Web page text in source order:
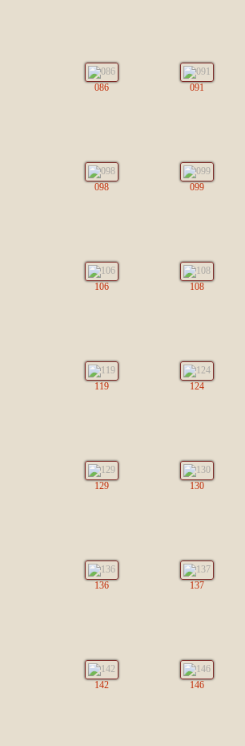
086 091
098 099
106 108
119 124
129 130
136 137
142 146